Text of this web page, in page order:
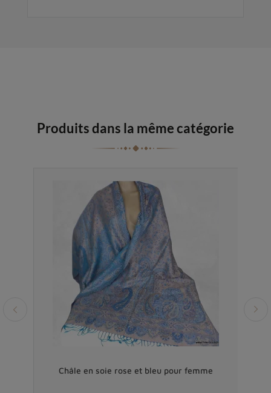
Produits dans la même catégorie
Châle en soie rose et bleu pour femme